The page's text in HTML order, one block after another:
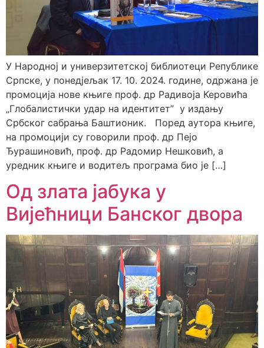
У Народној и универзитетској библиотеци Републике
Српске, у понедјељак 17. 10. 2024. године, одржана је
промоција нове књиге проф. др Радивоја Керовића
„Глобалистички удар на идентитет” у издању
Србског сабрања Баштионик. Поред аутора књиге,
на промоцији су говорили проф. др Пејо
Ђурашиновић, проф. др Радомир Нешковић, а
уредник књиге и водитељ програма био је […]
Од злата јабука у
Вијећници Банског двора